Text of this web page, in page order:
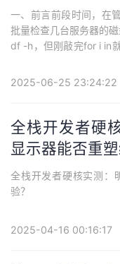
一、前言前段时间，在
批量检查几台服务器的
df -h，但刚敲完for i in
小时才写完脚本，执行
2025-06-25 23:24:22
全栈开发者硬
显示器能否重塑
全栈开发者硬核实测：
验？
2025-04-16 00:16:17